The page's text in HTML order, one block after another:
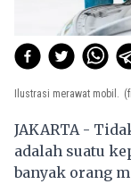
Ilustrasi merawat mobil.
JAKARTA -
adalah suatu
banyak orang